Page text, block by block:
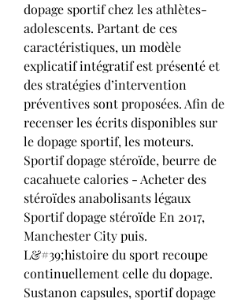
dopage sportif chez les athlètes-
adolescents. Partant de ces
caractéristiques, un modèle
explicatif intégratif est présenté et
des stratégies d’intervention
préventives sont proposées. Afin de
recenser les écrits disponibles sur
le dopage sportif, les moteurs.
Sportif dopage stéroïde, beurre de
cacahuete calories - Acheter des
stéroïdes anabolisants légaux
Sportif dopage stéroïde En 2017,
Manchester City puis.
L&#39;histoire du sport recoupe
continuellement celle du dopage.
Sustanon capsules, sportif dopage